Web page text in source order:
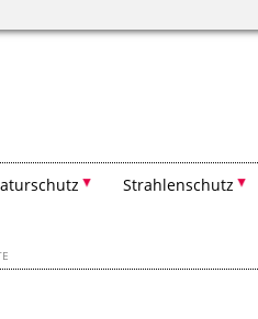
Strahlenschutz